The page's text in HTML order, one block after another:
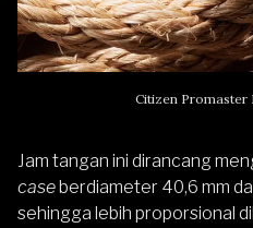
Citizen
Jam tangan ini dirancang
caseberdiameter 40,6 mm
sehingga lebih proporsional